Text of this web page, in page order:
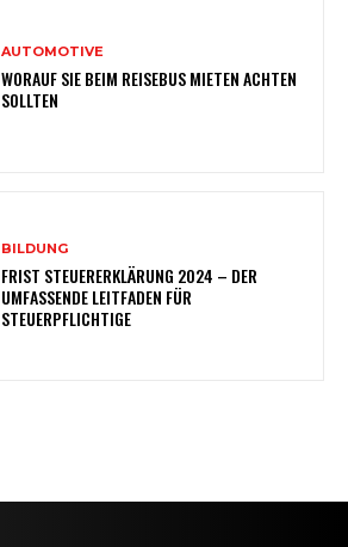
AUTOMOTIVE
WORAUF SIE BEIM REISEBUS MIETEN ACHTEN
SOLLTEN
BILDUNG
FRIST STEUERERKLÄRUNG 2024 – DER
UMFASSENDE LEITFADEN FÜR
STEUERPFLICHTIGE